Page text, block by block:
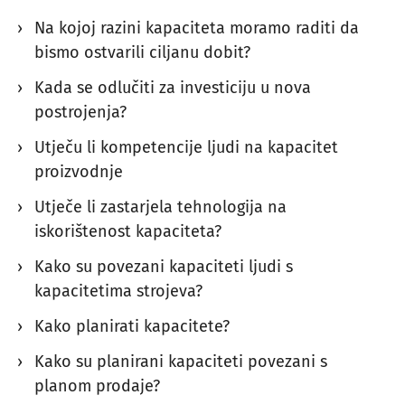
Na kojoj razini kapaciteta moramo raditi da
bismo ostvarili ciljanu dobit?
Kada se odlučiti za investiciju u nova
postrojenja?
Utječu li kompetencije ljudi na kapacitet
proizvodnje
Utječe li zastarjela tehnologija na
iskorištenost kapaciteta?
Kako su povezani kapaciteti ljudi s
kapacitetima strojeva?
Kako planirati kapacitete?
Kako su planirani kapaciteti povezani s
planom prodaje?